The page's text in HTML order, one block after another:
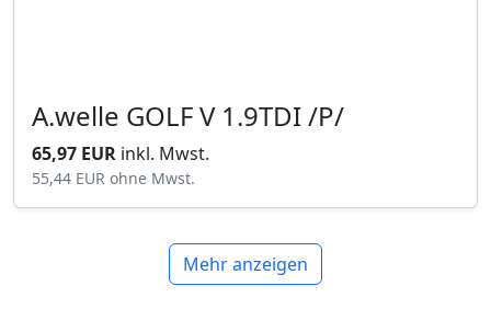
A.welle GOLF V 1.9TDI /P/
65,97 EUR inkl. Mwst.
55,44 EUR ohne Mwst.
Mehr anzeigen